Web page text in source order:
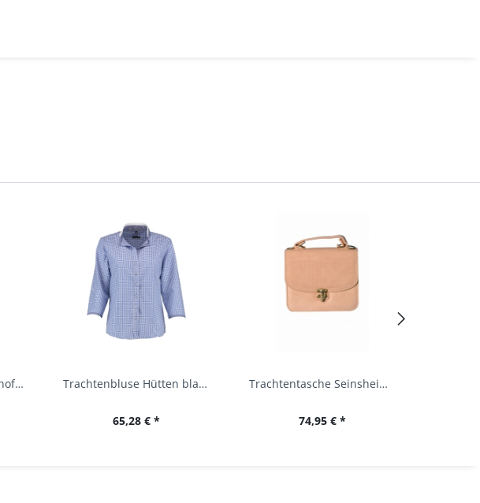
Trachtenbluse Biessenhofen weiß Langarm OS... Trachtenbluse Hütten blau 7/8 Arm OS Trachten
65,28 € *
Trachtentasche Seinsheim lachs rosa Werner...
74,95 € *